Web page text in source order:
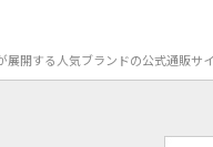
開する人気ブランドの公式通販サイ